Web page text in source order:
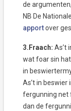
de
NB De
apportover
3.Fraach: As’t
wat foar sin
in
As’t in
fergunning net
dan de